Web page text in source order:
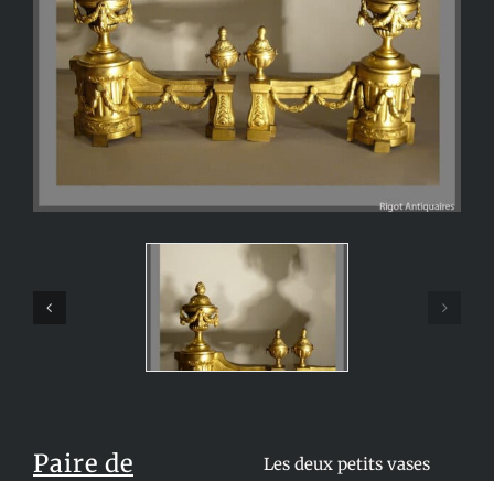
Paire de
Les deux petits vases